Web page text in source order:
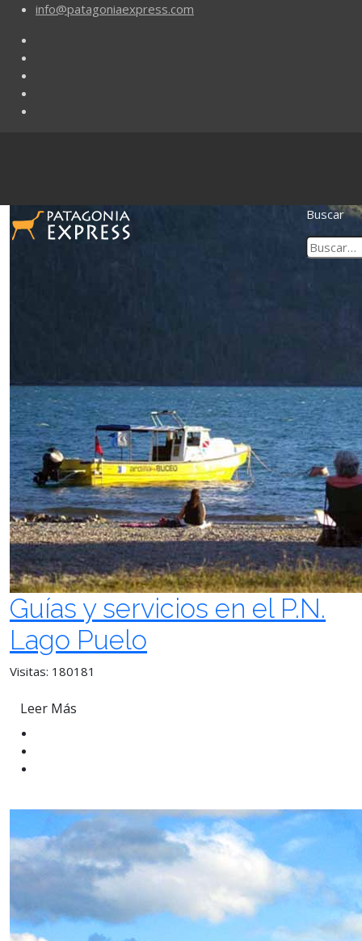
info@patagoniaexpress.com
Buscar
Guías y servicios en el P.N.
Lago Puelo
Visitas: 180181
Leer Más